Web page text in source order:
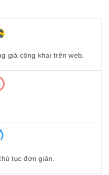
giá công khai trên web.
tục đơn giản.